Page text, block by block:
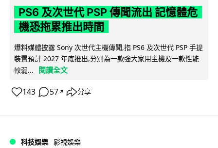
PS6 及次世代 PSP 傳聞流出 記憶體危
機恐拖累推出時間
爆料媒體披露 Sony 次世代主機傳聞,指 PS6 及次世代 PSP 手提
裝置預計 2027 年底推出,分別為一款強大家用主機及一款性能
較弱...
閱讀全文
143 57 ↗ 分享
科技娛樂 影視娛樂